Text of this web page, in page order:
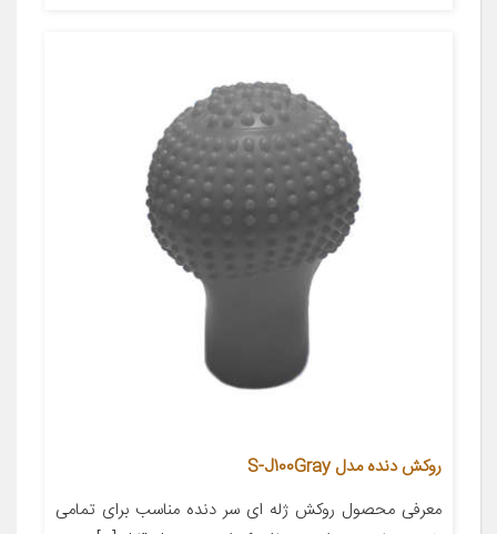
روکش دنده مدل S-J100Gray
معرفی محصول روکش ژله ای سر دنده مناسب برای تمامی